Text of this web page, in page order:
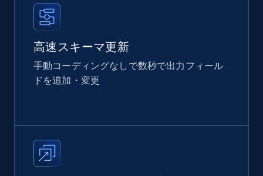
高速スキーマ更新
手動コーディングなしで数秒で出力フィール
ドを追加・変更